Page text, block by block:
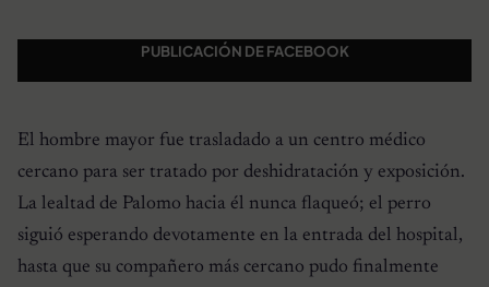
PUBLICACIÓN DE FACEBOOK
El hombre mayor fue trasladado a un centro médico
cercano para ser tratado por deshidratación y exposición.
La lealtad de Palomo hacia él nunca flaqueó; el perro
siguió esperando devotamente en la entrada del hospital,
hasta que su compañero más cercano pudo finalmente